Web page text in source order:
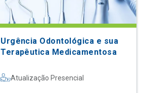
Urgência Odontológica e sua
Terapêutica Medicamentosa
Atualização Presencial